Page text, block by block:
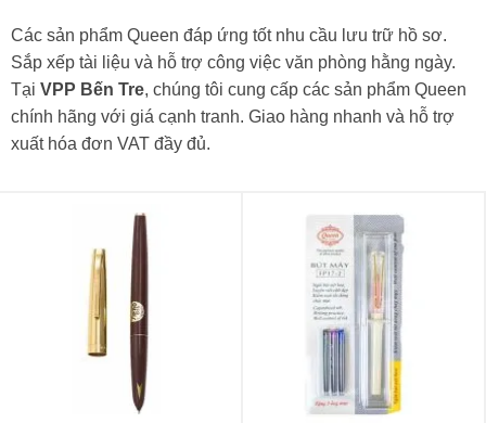
Các sản phẩm Queen đáp ứng tốt nhu cầu lưu trữ hồ sơ.
Sắp xếp tài liệu và hỗ trợ công việc văn phòng hằng ngày.
Tại VPP Bến Tre, chúng tôi cung cấp các sản phẩm Queen
chính hãng với giá cạnh tranh. Giao hàng nhanh và hỗ trợ
xuất hóa đơn VAT đầy đủ.